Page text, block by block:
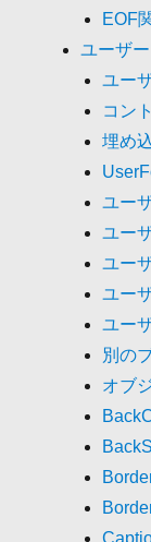
EOF
ユーザ
ユー
コン
埋め
ユー
ユー
ユー
ユー
ユー
別の
オブ